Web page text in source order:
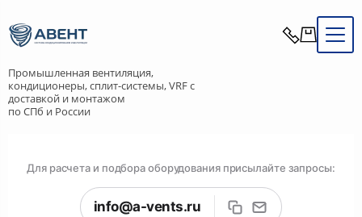
Промышленная вентиляция,
кондиционеры, сплит-системы, VRF с
доставкой и монтажом
по СПб и России
Для расчета и подбора оборудования присылайте запросы:
info@a-vents.ru